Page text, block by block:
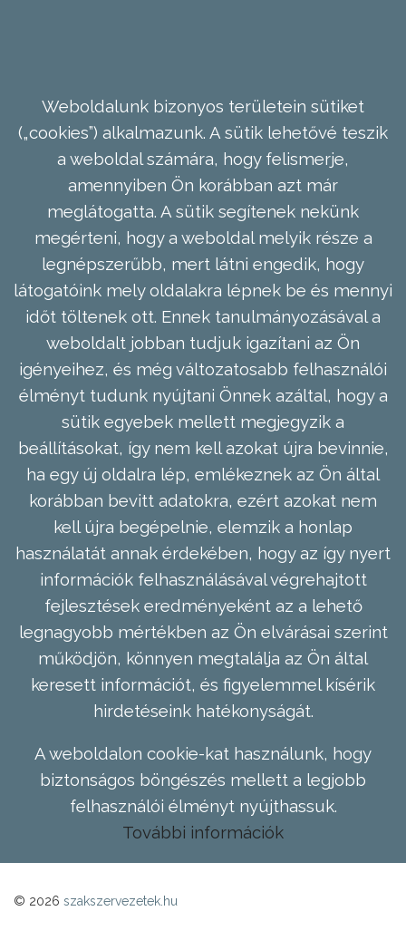
Weboldalunk bizonyos területein sütiket
(„cookies”) alkalmazunk. A sütik lehetővé teszik
a weboldal számára, hogy felismerje,
amennyiben Ön korábban azt már
meglátogatta. A sütik segítenek nekünk
megérteni, hogy a weboldal melyik része a
legnépszerűbb, mert látni engedik, hogy
látogatóink mely oldalakra lépnek be és mennyi
időt töltenek ott. Ennek tanulmányozásával a
weboldalt jobban tudjuk igazítani az Ön
igényeihez, és még változatosabb felhasználói
élményt tudunk nyújtani Önnek azáltal, hogy a
sütik egyebek mellett megjegyzik a
beállításokat, így nem kell azokat újra bevinnie,
ha egy új oldalra lép, emlékeznek az Ön által
korábban bevitt adatokra, ezért azokat nem
kell újra begépelnie, elemzik a honlap
használatát annak érdekében, hogy az így nyert
információk felhasználásával végrehajtott
fejlesztések eredményeként az a lehető
legnagyobb mértékben az Ön elvárásai szerint
működjön, könnyen megtalálja az Ön által
keresett információt, és figyelemmel kísérik
hirdetéseink hatékonyságát.
A weboldalon cookie-kat használunk, hogy
biztonságos böngészés mellett a legjobb
felhasználói élményt nyújthassuk.
További információk
© 2026 szakszervezetek.hu